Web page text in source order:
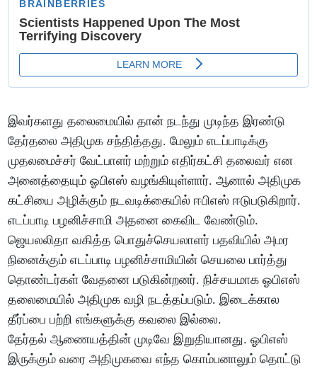
இவர்களது தலைமையில் தான் நடந்து முடிந்த இரண்டு
தேர்தலை அதிமுக சந்தித்தது. மேலும் எடப்பாடிக்கு
முதலமைச்சர் வேட்பாளர் மற்றும் எதிர்கட்சி தலைவர் என
அனைத்தையும் ஓபிஎஸ் வழங்கியுள்ளார். ஆனால் அதிமுக
கட்சியை அழிக்கும் நடவடிக்கையில் ஈபிஎஸ் ஈடுபடுகிறார்.
எடப்பாடி பழனிச்சாமி அதனை கைவிட வேண்டும்.
ஜெயலலிதா வகித்த பொதுச்செயலாளர் பதவியில் அமர
நினைக்கும் எடப்பாடி பழனிச்சாமியின் செயலை பார்த்து
தொண்டர்கள் வேதனை படுகின்றனர். நிச்சயமாக ஓபிஎஸ்
தலைமையில் அதிமுக வழி நடத்தப்படும். இடைக்கால
தீர்ப்பை பற்றி எங்களுக்கு கவலை இல்லை.
தேர்தல் ஆணையத்தின் முடிவே இறுதியானது. ஓபிஎஸ்
இருக்கும் வரை அதிமுகவை எந்த கொம்பனாலும் தொட்டு